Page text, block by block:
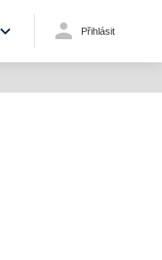
Přihlásit